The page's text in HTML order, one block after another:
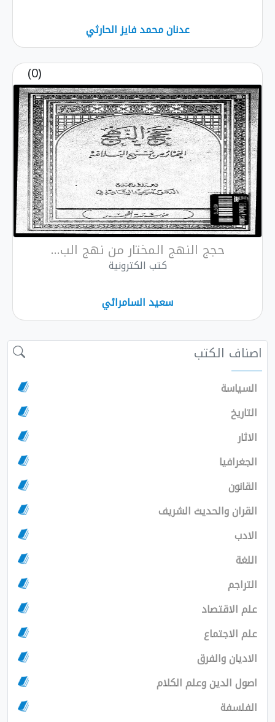
عدنان محمد فايز الحارثي
(0)
حجج النهج المختار من نهج الب...
كتب الكترونية
سعيد السامرائي
اصناف الكتب
السياسة
التاريخ
الاثار
الجغرافيا
القانون
القران والحديث الشريف
الادب
اللغة
التراجم
علم الاقتصاد
علم الاجتماع
الاديان والفرق
اصول الدين وعلم الكلام
الفلسفة